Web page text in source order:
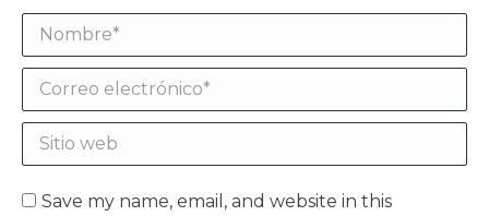
Nombre *
Correo electrónico *
Sitio web
Save my name, email, and website in this